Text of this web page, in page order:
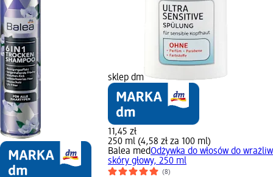
sklep dm
11,45 zł
250 ml (4,58 zł za 100 ml)
Balea medOdżywka do włosów do
skóry głowy, 250 ml
(8)